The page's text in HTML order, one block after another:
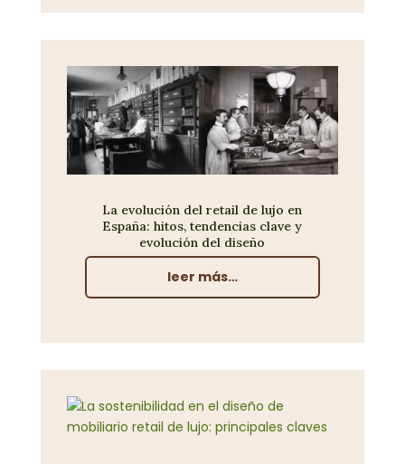
La evolución del retail de lujo en
España: hitos, tendencias clave y
evolución del diseño
leer más…